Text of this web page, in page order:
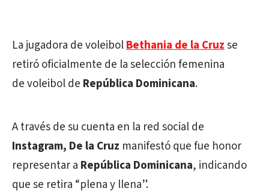
La jugadora de voleibolBethania de la Cruzse
retiró oficialmente de la selección femenina
de voleibol de República Dominicana.
A través de su cuenta en la red social de
Instagram, De la Cruz manifestó que fue honor
representar a República Dominicana, indicando
que se retira “plena y llena”.